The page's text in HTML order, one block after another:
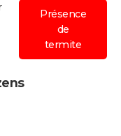
Présence
de
termite